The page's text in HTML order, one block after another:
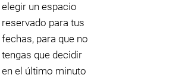
elegir un espacio
reservado para tus
fechas, para que no
tengas que decidir
en el último minuto